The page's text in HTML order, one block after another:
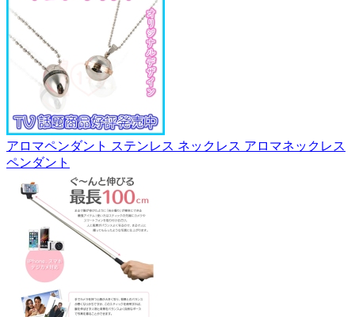
アロマペンダント ステンレス ネックレス アロマネックレス
ペンダント